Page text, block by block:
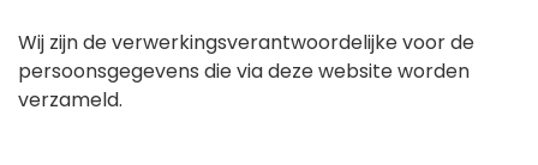
Wij zijn de verwerkingsverantwoordelijke voor de
persoonsgegevens die via deze website worden
verzameld.